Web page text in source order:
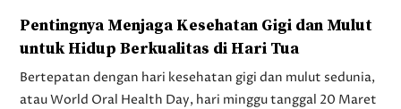
Pentingnya Menjaga Kesehatan Gigi dan Mulut
untuk Hidup Berkualitas di Hari Tua
Bertepatan dengan hari kesehatan gigi dan mulut sedunia,
atau World Oral Health Day, hari minggu tanggal 20 Maret